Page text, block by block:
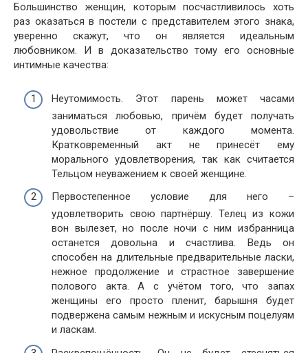
Большинство женщин, которым посчастливилось хоть
раз оказаться в постели с представителем этого знака,
уверенно скажут, что он является идеальным
любовником. И в доказательство тому его основные
интимные качества:
Неутомимость. Этот парень может часами
заниматься любовью, причём будет получать
удовольствие от каждого момента.
Кратковременный акт не принесёт ему
морального удовлетворения, так как считается
Тельцом неуважением к своей женщине.
Первостепенное условие для него –
удовлетворить свою партнёршу. Телец из кожи
вон вылезет, но после ночи с ним избранница
останется довольна и счастлива. Ведь он
способен на длительные предварительные ласки,
нежное продолжение и страстное завершение
полового акта. А с учётом того, что запах
женщины его просто пленит, барышня будет
подвержена самым нежным и искусным поцелуям
и ласкам.